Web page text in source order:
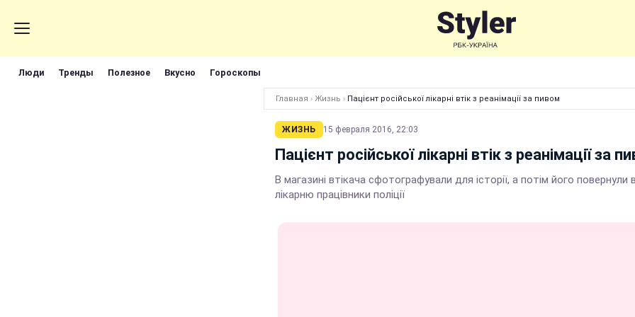
Люди Тренды Полезное Вкусно Гороскопы
Главная › Жизнь › Пацієнт російської лікарні втік з реанімації за пивом
ЖИЗНЬ 15 февраля 2016, 22:03
Пацієнт російської лікарні втік з реанімації за
В магазині втікача сфотографували для історії, а потім його повернули в
лікарню працівники поліції